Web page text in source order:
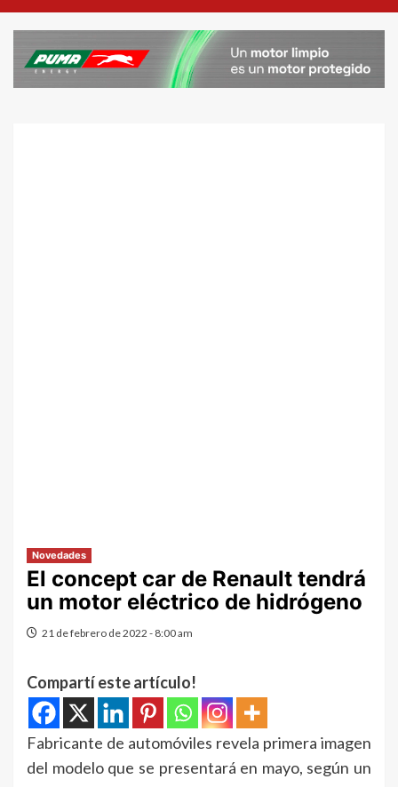
Novedades
El concept car de Renault tendrá
un motor eléctrico de hidrógeno
21 de febrero de 2022 - 8:00 am
Compartí este artículo!
Fabricante de automóviles revela primera imagen
del modelo que se presentará en mayo, según un